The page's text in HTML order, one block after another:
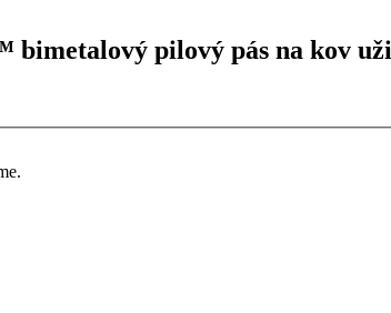
pilový pás na kov